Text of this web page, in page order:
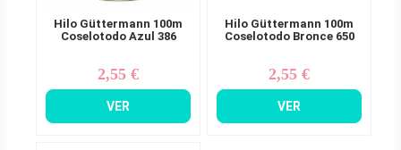
Hilo Güttermann 100m
Coselotodo Azul 386
Precio
2,55 €
VER
Hilo Güttermann 100m
Coselotodo Bronce 650
Precio
2,55 €
VER